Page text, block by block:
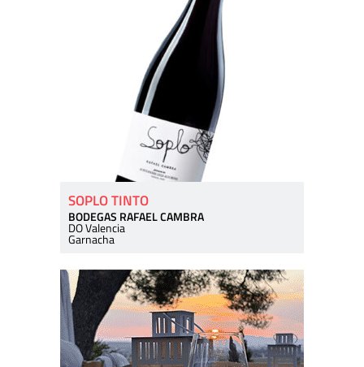
SOPLO TINTO
BODEGAS RAFAEL CAMBRA
DO Valencia
Garnacha